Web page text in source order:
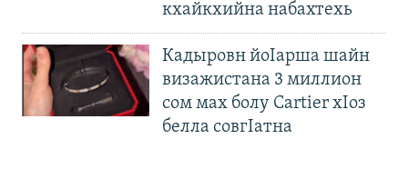
кхайкхийна набахтехь
Кадыровн йоIарша шайн
визажистана 3 миллион
сом мах болу Cartier хIоз
белла совгIатна